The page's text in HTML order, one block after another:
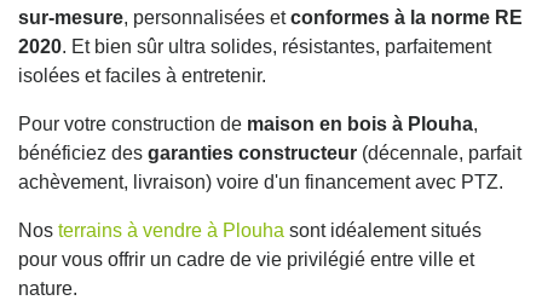
sur-mesure, personnalisées etconformes à la norme RE
2020. Et bien sûr ultra solides, résistantes, parfaitement
isolées et faciles à entretenir.
Pour votre construction de maison en bois à Plouha,
bénéficiez des garanties constructeur (décennale, parfait
achèvement, livraison) voire d'un financement avec PTZ.
Nos terrains à vendre à Plouha sont idéalement situés
pour vous offrir un cadre de vie privilégié entre ville et
nature.